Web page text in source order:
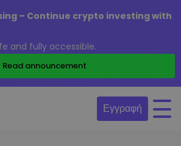
– Continue crypto investing with
and fully accessible.
Read announcement
Εγγραφή